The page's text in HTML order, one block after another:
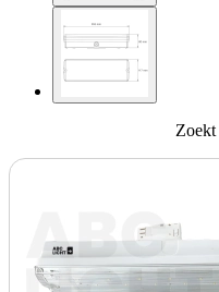
Zoekt